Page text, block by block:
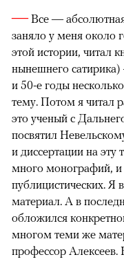
—Все —
заняло у меня около
этой истории, читал
нынешнего
и 50-е годы
тему. Потом я читал
это ученый с
посвятил
и диссертации на эту
много монографий, и
публицистических. Я
материал. А в
обложился
многом теми же
профессор Алексеев.